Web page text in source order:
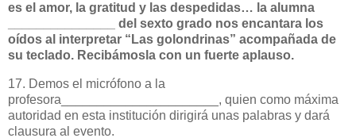
es el amor, la gratitud y las despedidas… la alumna
del sexto grado nos encantara los
oídos al interpretar “Las golondrinas” acompañada de
su teclado. Recibámosla con un fuerte aplauso.
17. Demos el micrófono a la
profesora______________________, quien como máxima
autoridad en esta institución dirigirá unas palabras y dará
clausura al evento.